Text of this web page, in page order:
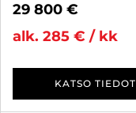
29 800 €
alk. 285 € / kk
KATSO TIEDOT